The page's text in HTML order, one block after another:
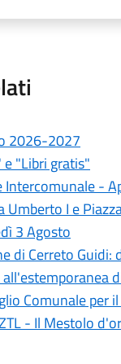
2026-2027
"Libri gratis"
-
Umberto I e
3 Agosto
di Cerreto Guidi:
Comunale per
- Il Mestolo